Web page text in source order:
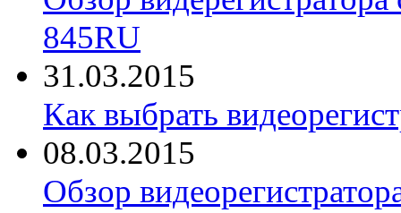
845RU
31.03.2015
Как выбрать
08.03.2015
Обзор